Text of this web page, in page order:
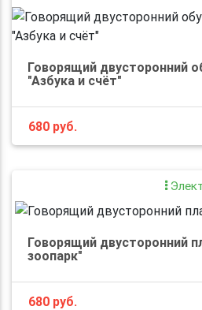
Говорящий двусторонний
"Азбука и счёт"
680 руб.
Говорящий двусторонний
зоопарк"
680 руб.